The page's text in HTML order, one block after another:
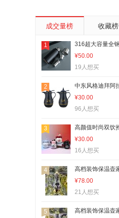
成交量榜 收藏榜
1
¥50.00
19人想买
2
¥30.00
96人想买
3
¥30.00
16人想买
4
¥78.00
21人想买
5